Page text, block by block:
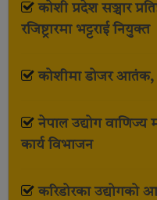
कोशी प्रदेश सञ्चार
रजिष्ट्रारमा भट्टराई नियुक्त
कोशीमा डोजर आतंक,
नेपाल उद्योग वाणिज्य
कार्य विभाजन
करिडोरका उद्योगको